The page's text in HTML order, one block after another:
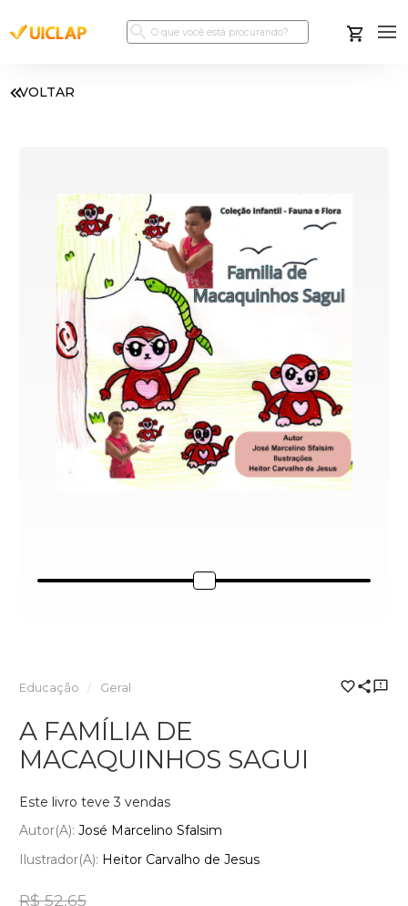
VOLTAR
Educação Geral
A FAMÍLIA DE
MACAQUINHOS SAGUI
Este livro teve 3 vendas
Autor(a): José Marcelino Sfalsim
Ilustrador(a): Heitor Carvalho de Jesus
R$ 52,65